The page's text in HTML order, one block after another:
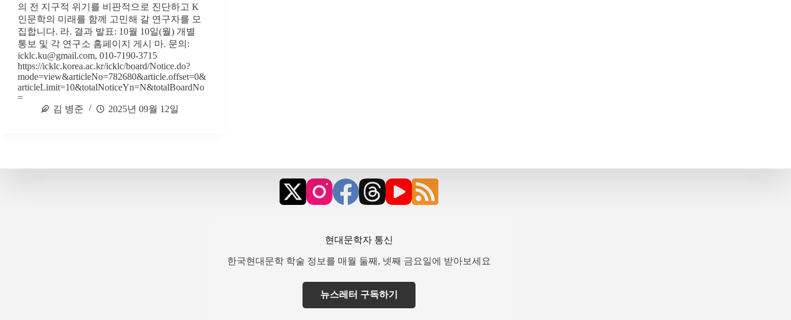
의 전 지구적 위기를 비판적으로 진단하고 K
인문학의 미래를 함께 고민해 갈 연구자를 모
집합니다. 라. 결과 발표: 10월 10일(월) 개별
통보 및 각 연구소 홈페이지 게시 마. 문의:
icklc.ku@gmail.com, 010-7190-3715
https://icklc.korea.ac.kr/icklc/board/Notice.do?
mode=view&articleNo=782680&article.offset=0&
articleLimit=10&totalNoticeYn=N&totalBoardNo
=
김 병준
2025년 09월 12일
현대문학자 통신
한국현대문학 학술 정보를 매월 둘째, 넷째 금요일에 받아보세요
뉴스레터 구독하기